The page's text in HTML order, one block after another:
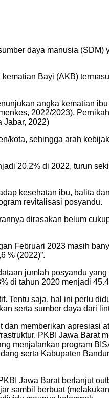
daya manusia (SDM)
Bayi (AKB)
angka kematian
2022/2023),
Jabar, 2022)
kota, sehingga arah
20.2% di 2022, turun
kesehatan ibu, balita
revitalisasi posyandu.
dirasakan belum
Februari 2023 masih
% (2022)”.
jumlah posyandu
di tahun 2020 menjadi
Tentu saja, hal ini perlu
serta sumber daya dari
memberikan apresiasi
PKBI Jawa Barat
menjalankan program
serta Kabupaten
Jawa Barat berlanjut
sambil berbuat